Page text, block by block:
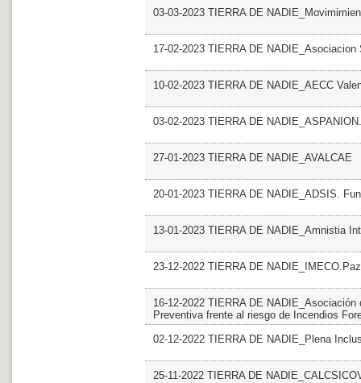
03-03-2023 TIERRA DE
17-02-2023 TIERRA DE
10-02-2023 TIERRA DE NADIE_AECC
03-02-2023 TIERRA DE
27-01-2023 TIERRA DE NADIE_AVALCAE
20-01-2023 TIERRA DE NADIE_ADSIS.
13-01-2023 TIERRA DE NADIE_Amnistia
23-12-2022 TIERRA DE
16-12-2022 TIERRA DE
Preventiva frente al riesgo de Incendios
02-12-2022 TIERRA DE NADIE_Plena
25-11-2022 TIERRA DE